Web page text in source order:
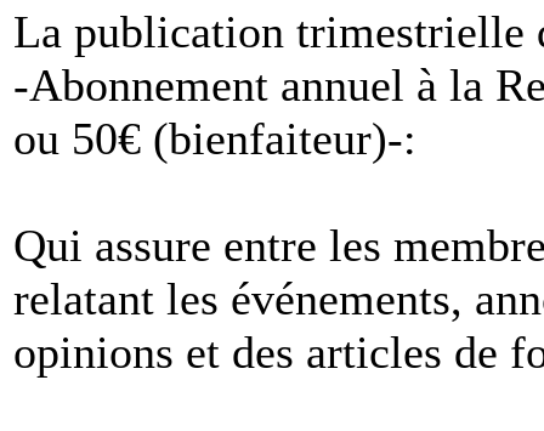
La publication trimestrielle
-Abonnement annuel à la
ou 50€ (bienfaiteur)-:
Qui assure entre les
relatant les événements,
opinions et des articles de